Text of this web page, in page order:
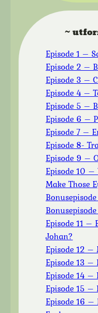
~
Episode 1 –
Episode 2 –
Episode 3 –
Episode 4 –
Episode 5 –
Episode 6 –
Episode 7 –
Episode 8-
Episode 9 –
Episode 10 –
Make Those
Episode 11 –
Johan?
Episode 12 –
Episode 13
Episode 14 –
Episode 15 –
Episode 16 –